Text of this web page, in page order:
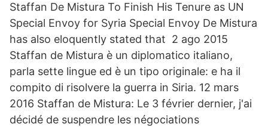
Staffan De Mistura To Finish His Tenure as UN
Special Envoy for Syria Special Envoy De Mistura
has also eloquently stated that 2 ago 2015
Staffan de Mistura è un diplomatico italiano,
parla sette lingue ed è un tipo originale: e ha il
compito di risolvere la guerra in Siria. 12 mars
2016 Staffan de Mistura: Le 3 février dernier, j'ai
décidé de suspendre les négociations